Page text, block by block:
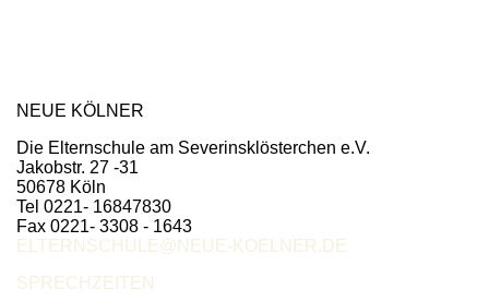
NEUE KÖLNER
Die Elternschule am Severinsklösterchen e.V.
Jakobstr. 27 -31
50678 Köln
Tel 0221- 16847830
Fax 0221- 3308 - 1643
ELTERNSCHULE@NEUE-KOELNER.DE
SPRECHZEITEN